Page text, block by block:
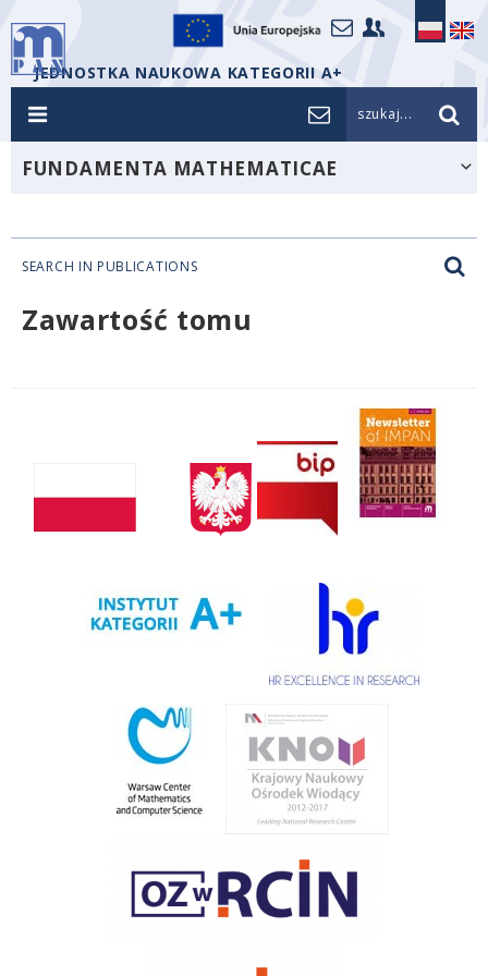
JEDNOSTKA NAUKOWA KATEGORII A+
szukaj...
FUNDAMENTA MATHEMATICAE
SEARCH IN PUBLICATIONS
Zawartość tomu